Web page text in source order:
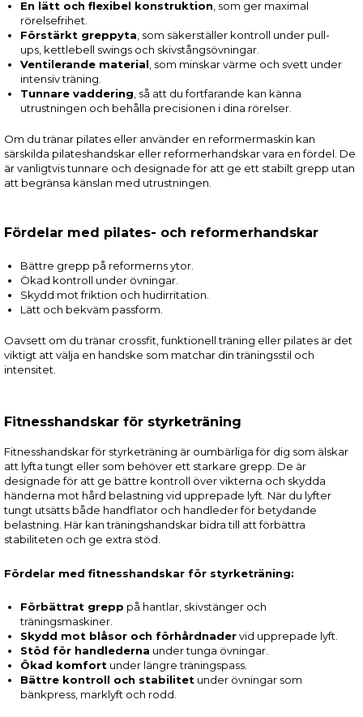
En lätt och flexibel konstruktion, som ger maximal
rörelsefrihet.
Förstärkt greppyta, som säkerställer kontroll under pull-
ups, kettlebell swings och skivstångsövningar.
Ventilerande material, som minskar värme och svett under
intensiv träning.
Tunnare vaddering, så att du fortfarande kan känna
utrustningen och behålla precisionen i dina rörelser.
Om du tränar pilates eller använder en reformermaskin kan
särskilda pilateshandskar eller reformerhandskar vara en fördel. De
är vanligtvis tunnare och designade för att ge ett stabilt grepp utan
att begränsa känslan med utrustningen.
Fördelar med pilates- och reformerhandskar
Bättre grepp på reformerns ytor.
Ökad kontroll under övningar.
Skydd mot friktion och hudirritation.
Lätt och bekväm passform.
Oavsett om du tränar crossfit, funktionell träning eller pilates är det
viktigt att välja en handske som matchar din träningsstil och
intensitet.
Fitnesshandskar för styrketräning
Fitnesshandskar för styrketräning är oumbärliga för dig som älskar
att lyfta tungt eller som behöver ett starkare grepp. De är
designade för att ge bättre kontroll över vikterna och skydda
händerna mot hård belastning vid upprepade lyft. När du lyfter
tungt utsätts både handflator och handleder för betydande
belastning. Här kan träningshandskar bidra till att förbättra
stabiliteten och ge extra stöd.
Fördelar med fitnesshandskar för styrketräning:
Förbättrat grepp på hantlar, skivstänger och
träningsmaskiner.
Skydd mot blåsor och förhårdnadervid upprepade lyft.
Stöd för handlederna under tunga övningar.
Ökad komfort under längre träningspass.
Bättre kontroll och stabilitet under övningar som
bänkpress, marklyft och rodd.